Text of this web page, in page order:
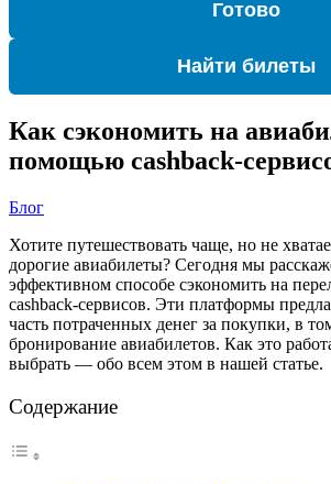
Готово
Найти билеты
Как сэкономить на
помощью cashback-
Блог
Хотите путешествовать чаще, но не
дорогие авиабилеты? Сегодня мы
эффективном способе сэкономить на
cashback-сервисов. Эти платформы
часть потраченных денег за покупки, в
бронирование авиабилетов. Как это
выбрать — обо всем этом в нашей статье.
Содержание